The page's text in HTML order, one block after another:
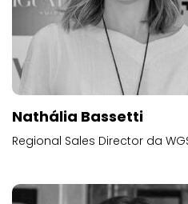
Nathália Bassetti
Regional Sales Director da